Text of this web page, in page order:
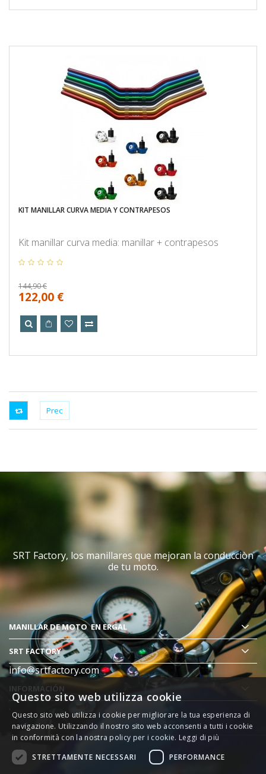
KIT MANILLAR CURVA MEDIA Y CONTRAPESOS
Kit manillar curva media: manillar + contrapesos
144,90 €
122,00 €
SRT Factory, los manillares que mejoran la conducciòn
de tu moto.
MANILLAR DE MOTOEN ERGAL
SRT FACTORY
info@srtfactory.com
INFORMACIÓN
.
Questo sito web utilizza cookie
Questo sito web utilizza i cookie per migliorare la tua esperienza di
navigazione. Utilizzando il nostro sito web acconsenti a tutti i cookie
in conformità con la nostra policy per i cookie. Leggi di più
STRETTAMENTE NECESSARI
PERFORMANCE